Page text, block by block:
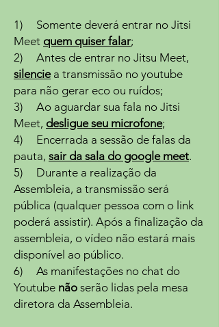
1) Somente deverá entrar no Jitsi
Meet quem quiser falar;
2) Antes de entrar no Jitsu Meet,
silenciea transmissão no youtube
para não gerar eco ou ruídos;
3) Ao aguardar sua fala no Jitsi
Meet, desligue seu microfone;
4) Encerrada a sessão de falas da
pauta, sair da sala do google meet.
5) Durante a realização da
Assembleia, a transmissão será
pública (qualquer pessoa com o link
poderá assistir). Após a finalização da
assembleia, o vídeo não estará mais
disponível ao público.
6) As manifestações no chat do
Youtube não serão lidas pela mesa
diretora da Assembleia.